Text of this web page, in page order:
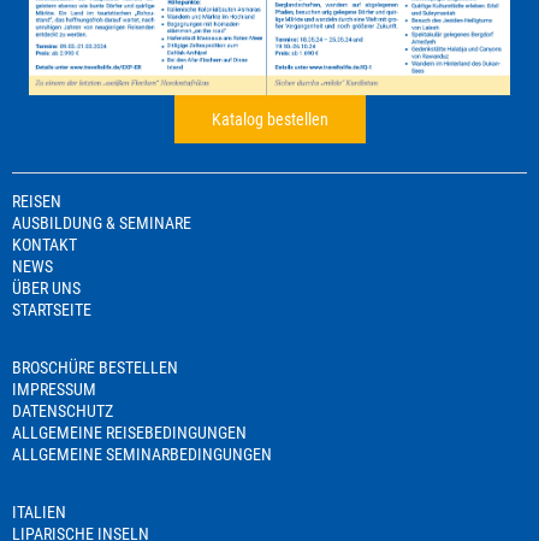
Katalog bestellen
REISEN
AUSBILDUNG & SEMINARE
KONTAKT
NEWS
ÜBER UNS
STARTSEITE
BROSCHÜRE BESTELLEN
IMPRESSUM
DATENSCHUTZ
ALLGEMEINE REISEBEDINGUNGEN
ALLGEMEINE SEMINARBEDINGUNGEN
ITALIEN
LIPARISCHE INSELN